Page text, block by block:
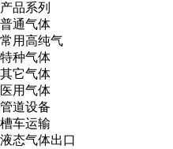
产品系列
普通气体
常用高纯气
特种气体
其它气体
医用气体
管道设备
槽车运输
液态气体出口